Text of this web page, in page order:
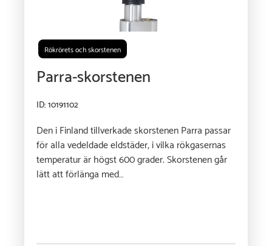
Rökrörets och skorstenen
Parra-skorstenen
ID: 10191102
Den i Finland tillverkade skorstenen Parra passar
för alla vedeldade eldstäder, i vilka rökgasernas
temperatur är högst 600 grader. Skorstenen går
lätt att förlänga med…